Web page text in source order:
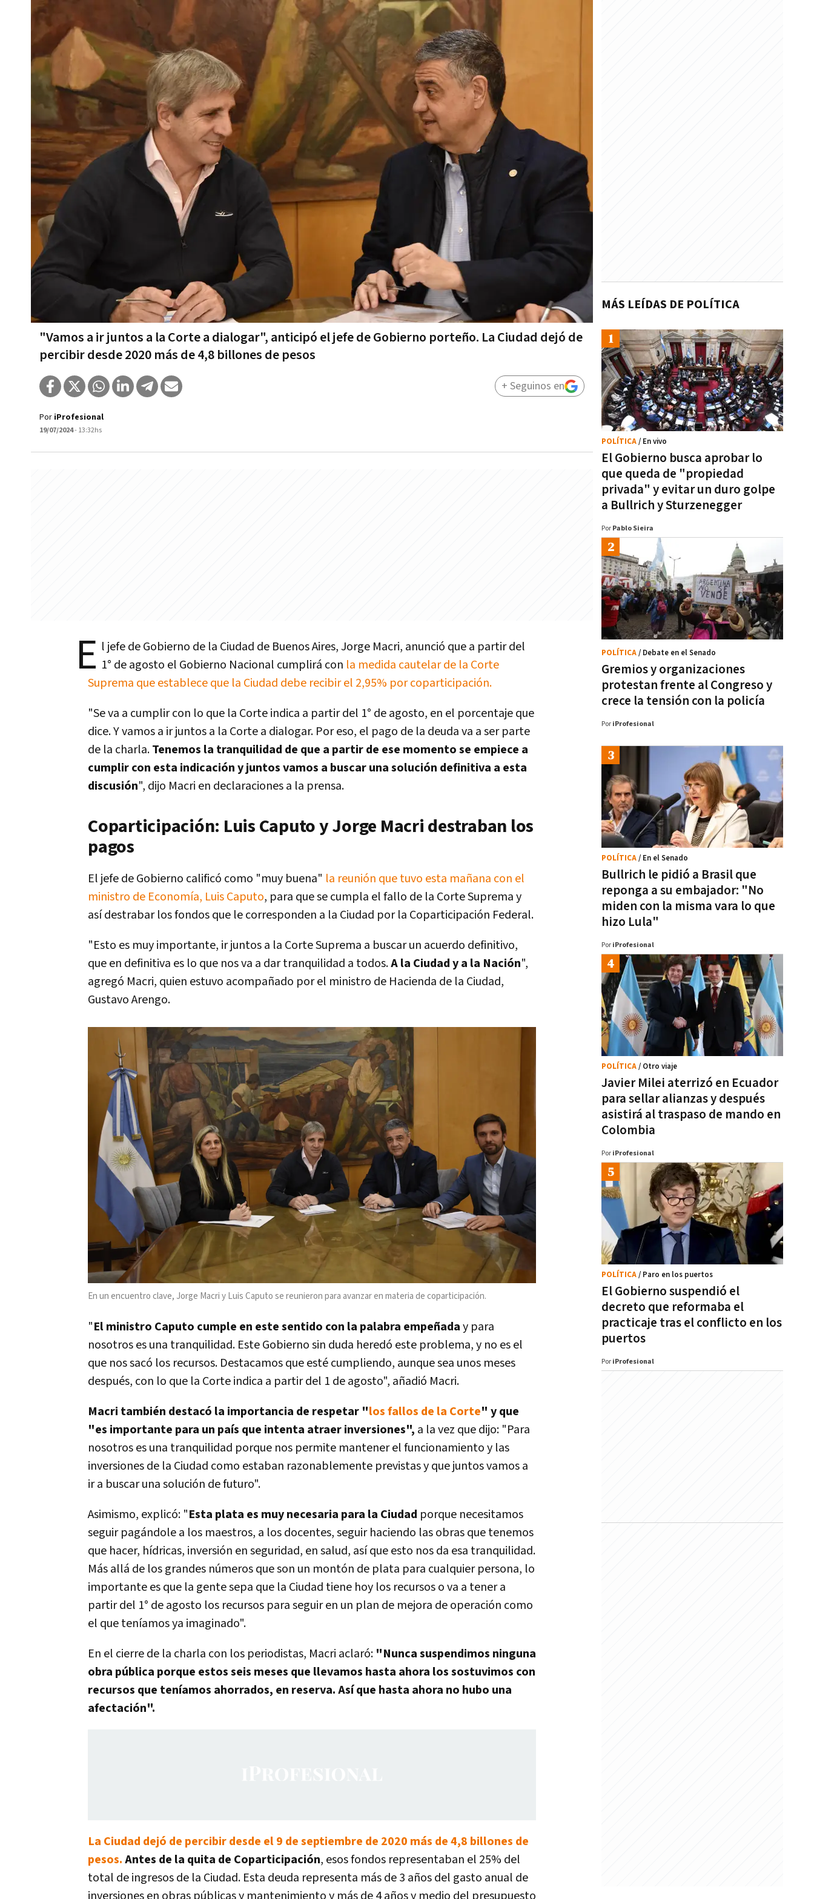
"Vamos a ir juntos a la Corte a dialogar", anticipó el jefe de Gobierno porteño. La Ciudad dejó de
percibir desde 2020 más de 4,8 billones de pesos
Por iProfesional
19/07/2024- 13:32hs
+ Seguinos en
E l jefe de Gobierno de la Ciudad de Buenos Aires, Jorge Macri, anunció que a partir del
1° de agosto el Gobierno Nacional cumplirá con la medida cautelar de la Corte
Suprema que establece que la Ciudad debe recibir el 2,95% por coparticipación.
"Se va a cumplir con lo que la Corte indica a partir del 1° de agosto, en el porcentaje que
dice. Y vamos a ir juntos a la Corte a dialogar. Por eso, el pago de la deuda va a ser parte
de la charla.Tenemos la tranquilidad de que a partir de ese momento se empiece a
cumplir con esta indicación y juntos vamos a buscar una solución definitiva a esta
discusión", dijo Macri en declaraciones a la prensa.
Coparticipación: Luis Caputo y Jorge Macri destraban los
pagos
El jefe de Gobierno calificó como "muy buena" la reunión que tuvo esta mañana con el
ministro de Economía, Luis Caputo, para que se cumpla el fallo de la Corte Suprema y
así destrabar los fondos que le corresponden a la Ciudad por la Coparticipación Federal.
"Esto es muy importante, ir juntos a la Corte Suprema a buscar un acuerdo definitivo,
que en definitiva es lo que nos va a dar tranquilidad a todos.A la Ciudad y a la Nación",
agregó Macri, quien estuvo acompañado por el ministro de Hacienda de la Ciudad,
Gustavo Arengo.
En un encuentro clave, Jorge Macri y Luis Caputo se reunieron para avanzar en materia de coparticipación.
"El ministro Caputo cumple en este sentido con la palabra empeñaday para
nosotros es una tranquilidad. Este Gobierno sin duda heredó este problema, y no es el
que nos sacó los recursos. Destacamos que esté cumpliendo, aunque sea unos meses
después, con lo que la Corte indica a partir del 1 de agosto", añadió Macri.
Macri también destacó la importancia de respetar "los fallos de la Corte" y que
"es importante para un país que intenta atraer inversiones", a la vez que dijo: "Para
nosotros es una tranquilidad porque nos permite mantener el funcionamiento y las
inversiones de la Ciudad como estaban razonablemente previstas y que juntos vamos a
ir a buscar una solución de futuro".
Asimismo, explicó: "Esta plata es muy necesaria para la Ciudad porque necesitamos
seguir pagándole a los maestros, a los docentes, seguir haciendo las obras que tenemos
que hacer, hídricas, inversión en seguridad, en salud, así que esto nos da esa tranquilidad.
Más allá de los grandes números que son un montón de plata para cualquier persona, lo
importante es que la gente sepa que la Ciudad tiene hoy los recursos o va a tener a
partir del 1° de agosto los recursos para seguir en un plan de mejora de operación como
el que teníamos ya imaginado".
En el cierre de la charla con los periodistas, Macri aclaró: "Nunca suspendimos ninguna
obra pública porque estos seis meses que llevamos hasta ahora los sostuvimos con
recursos que teníamos ahorrados, en reserva. Así que hasta ahora no hubo una
afectación".
La Ciudad dejó de percibir desde el 9 de septiembre de 2020 más de 4,8 billones de
pesos.Antes de la quita de Coparticipación, esos fondos representaban el 25% del
total de ingresos de la Ciudad. Esta deuda representa más de 3 años del gasto anual de
inversiones en obras públicas y mantenimiento y más de 4 años y medio del presupuesto
MÁS LEÍDAS DE POLÍTICA
El Gobierno busca aprobar lo
que queda de "propiedad
privada" y evitar un duro golpe
a Bullrich y Sturzenegger
POLÍTICA/ En vivo
Por Pablo Sieira
Gremios y organizaciones
protestan frente al Congreso y
crece la tensión con la policía
POLÍTICA/ Debate en el Senado
Por iProfesional
Bullrich le pidió a Brasil que
reponga a su embajador: "No
miden con la misma vara lo que
hizo Lula"
POLÍTICA/ En el Senado
Por iProfesional
Javier Milei aterrizó en Ecuador
para sellar alianzas y después
asistirá al traspaso de mando en
Colombia
POLÍTICA/ Otro viaje
Por iProfesional
El Gobierno suspendió el
decreto que reformaba el
practicaje tras el conflicto en los
puertos
POLÍTICA/ Paro en los puertos
Por iProfesional